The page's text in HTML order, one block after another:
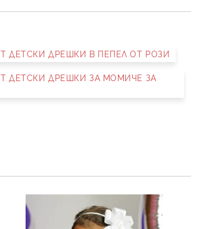
данни
ден.
ДЕТСКИ ДРЕШКИ В ПЕПЕЛ ОТ РОЗИ
ДЕТСКИ ДРЕШКИ ЗА МОМИЧЕ ЗА